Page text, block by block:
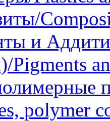
и
Pigments
polymer